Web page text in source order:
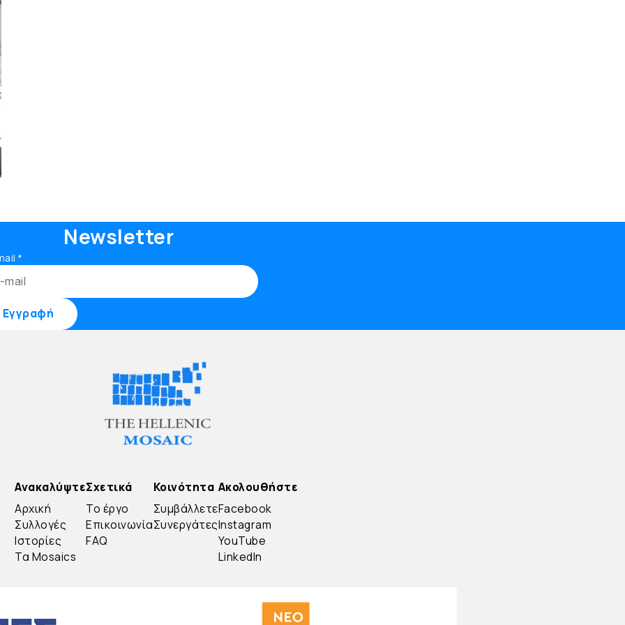
Newsletter
*
Ανακαλύψτε
Αρχική
Συλλογές
Ιστορίες
Τα Mosaics
Σχετικά
Το έργο
Επικοινωνία
FAQ
Κοινότητα
Συμβάλλετε
Συνεργάτες
Ακολουθήστε
Facebook
Instagram
YouTube
LinkedIn